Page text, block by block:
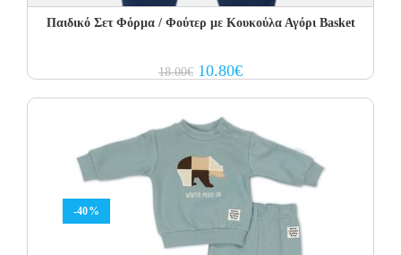
Παιδικό Σετ Φόρμα / Φούτερ με Κουκούλα Αγόρι Basket
18.00€ Original
price
10.80€Current
price
-40%